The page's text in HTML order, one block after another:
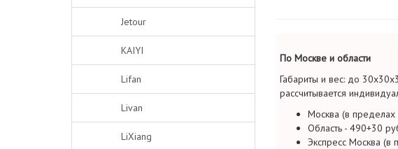
Jetour
KAIYI
Lifan
Livan
LiXiang
По Москве и области
Габариты и вес: до
рассчитывается
Москва (в
Область - 490+30
Экспресс Москва